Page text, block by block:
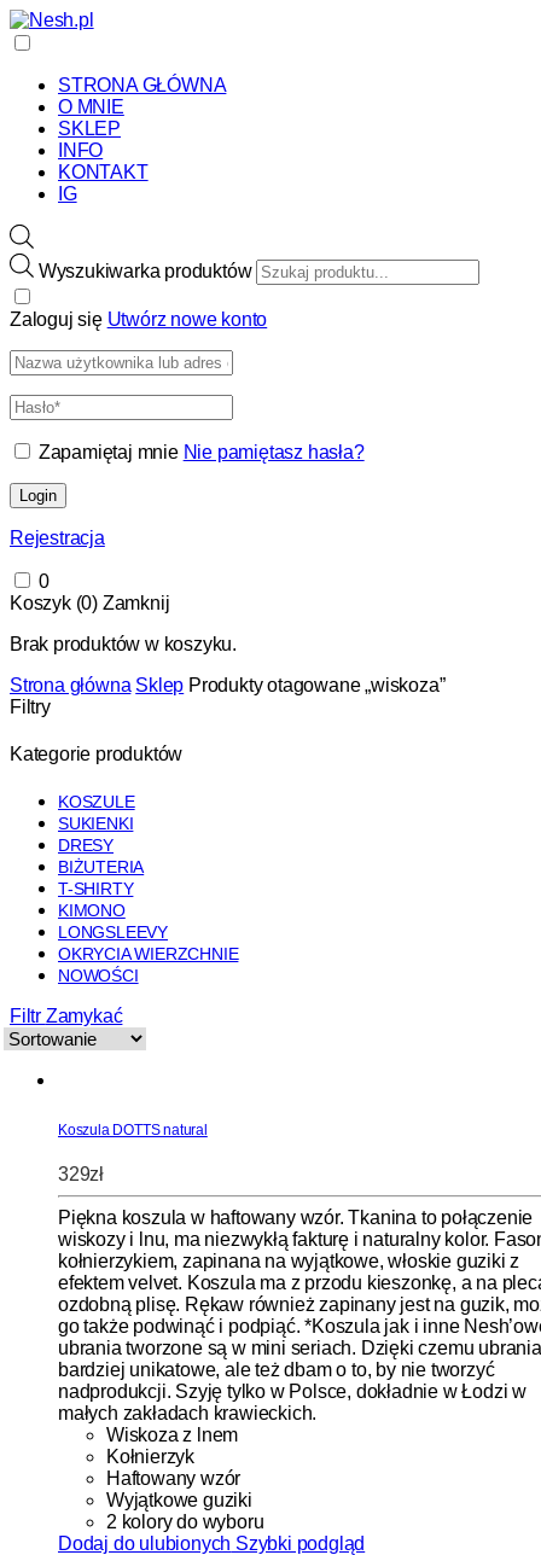
STRONA GŁÓWNA
O MNIE
SKLEP
INFO
KONTAKT
IG
Wyszukiwarka produktów
Zaloguj się Utwórz nowe konto
Zapamiętaj mnie Nie pamiętasz hasła?
Login
Rejestracja
0
Koszyk (0) Zamknij
Brak produktów w koszyku.
Strona główna Sklep Produkty otagowane „wiskoza”
Filtry
Kategorie produktów
KOSZULE
SUKIENKI
DRESY
BIŻUTERIA
T-SHIRTY
KIMONO
LONGSLEEVY
OKRYCIA WIERZCHNIE
NOWOŚCI
Filtr Zamykać
Koszula DOTTS natural
329zł
Piękna koszula w haftowany wzór. Tkanina to połączenie
wiskozy i lnu, ma niezwykłą fakturę i naturalny kolor.
kołnierzykiem, zapinana na wyjątkowe, włoskie guziki z
efektem velvet. Koszula ma z przodu kieszonkę, a na
ozdobną plisę. Rękaw również zapinany jest na guzik,
go także podwinąć i podpiąć. *Koszula jak i inne
ubrania tworzone są w mini seriach. Dzięki czemu
bardziej unikatowe, ale też dbam o to, by nie tworzyć
nadprodukcji. Szyję tylko w Polsce, dokładnie w Łodzi w
małych zakładach krawieckich.
Wiskoza z lnem
Kołnierzyk
Haftowany wzór
Wyjątkowe guziki
2 kolory do wyboru
Dodaj do ulubionych Szybki podgląd